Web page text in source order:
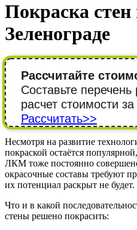
Покраска
Зеленограде
Рассчитайте
Составьте
расчет стоимости
Рассчитать>>
Несмотря на развитие
покраской остаётся
ЛКМ тоже постоянно
окрасочные составы требуют
их потенциал раскрыт не будет.
Что и в какой
стены решено покрасить: